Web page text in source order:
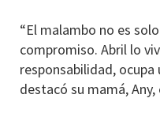
“El malambo no es
compromiso. Abril lo
responsabilidad, ocupa
destacó su mamá,